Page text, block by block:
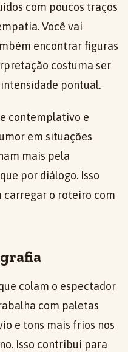
com poucos traços
Você vai
encontrar figuras
costuma ser
pontual.
contemplativo e
em situações
mais pela
por diálogo. Isso
carregar o roteiro com
colam o espectador
com paletas
e tons mais frios nos
Isso contribui para